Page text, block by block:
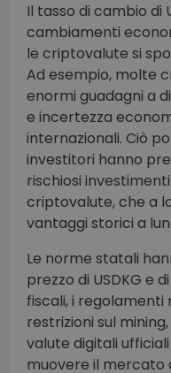
Il tasso di cambio di
cambiamenti
le criptovalute si
Ad esempio, molte
enormi guadagni a
e incertezza
internazionali. Ciò
investitori hanno
rischiosi
criptovalute, che a
vantaggi storici a
Le norme statali
prezzo di USDKG e
fiscali, i regolamenti
restrizioni sul
valute digitali
muovere il mercato